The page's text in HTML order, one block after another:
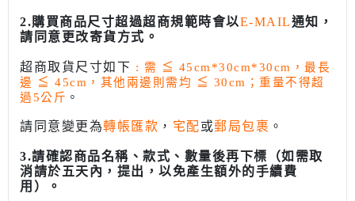
2.購買商品尺寸超過超商規範時會以E-MAIL通知，
請同意更改寄貨方式。
超商取貨尺寸如下 : 需 ≦ 45cm*30cm*30cm，最長
邊 ≦ 45cm，其他兩邊則需均 ≦ 30cm；重量不得超
過5公斤 。
請同意變更為轉帳匯款 ， 宅配或郵局包裹 。
3.請確認商品名稱、款式、數量後再下標（如需取
消請於五天內，提出，以免產生額外的手續費
用）。